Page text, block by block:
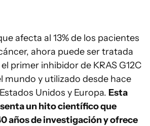
afecta al 13% de los pacientes
ahora puede ser tratada
primer inhibidor de KRAS G12C
mundo y utilizado desde hace
Unidos y Europa. Esta
un hito científico que
años de investigación y ofrece